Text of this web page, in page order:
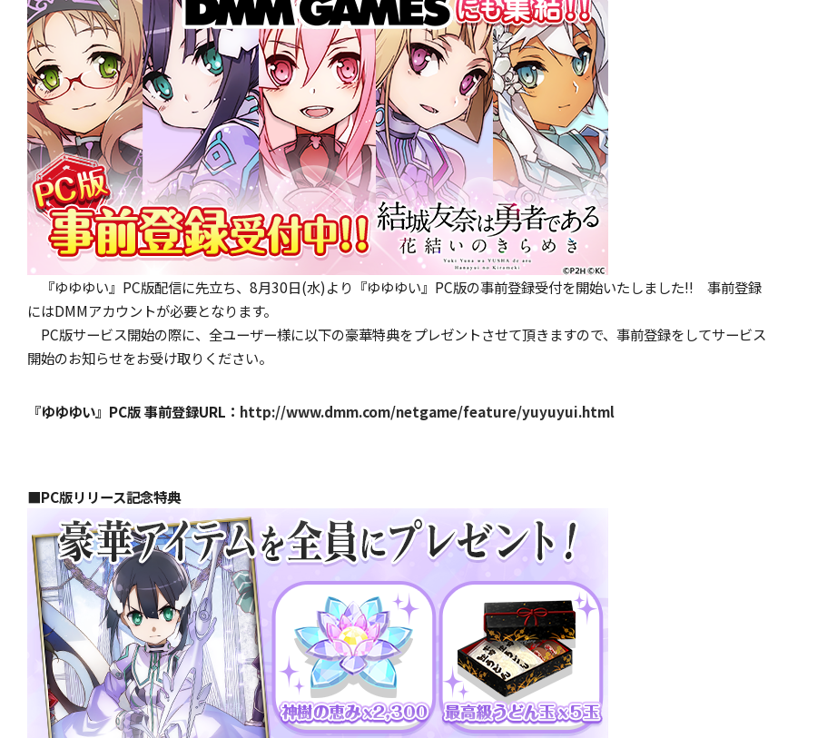
『ゆゆゆい』PC版配信に先立ち、8月30日(水)より『ゆゆゆい』PC版の事前登録受付を開始いたしました!! 事前登録
にはDMMアカウントが必要となります。
PC版サービス開始の際に、全ユーザー様に以下の豪華特典をプレゼントさせて頂きますので、事前登録をしてサービス
開始のお知らせをお受け取りください。
『ゆゆゆい』PC版 事前登録URL： http://www.dmm.com/netgame/feature/yuyuyui.html
■PC版リリース記念特典